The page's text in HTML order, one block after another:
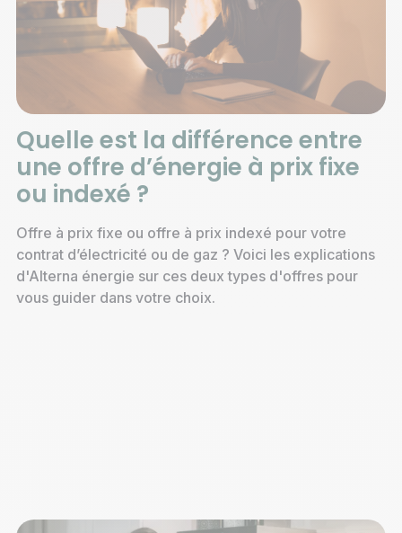
Quelle est la différence entre
une offre d’énergie à prix fixe
ou indexé ?
Offre à prix fixe ou offre à prix indexé pour votre
contrat d’électricité ou de gaz ? Voici les explications
d'Alterna énergie sur ces deux types d'offres pour
vous guider dans votre choix.